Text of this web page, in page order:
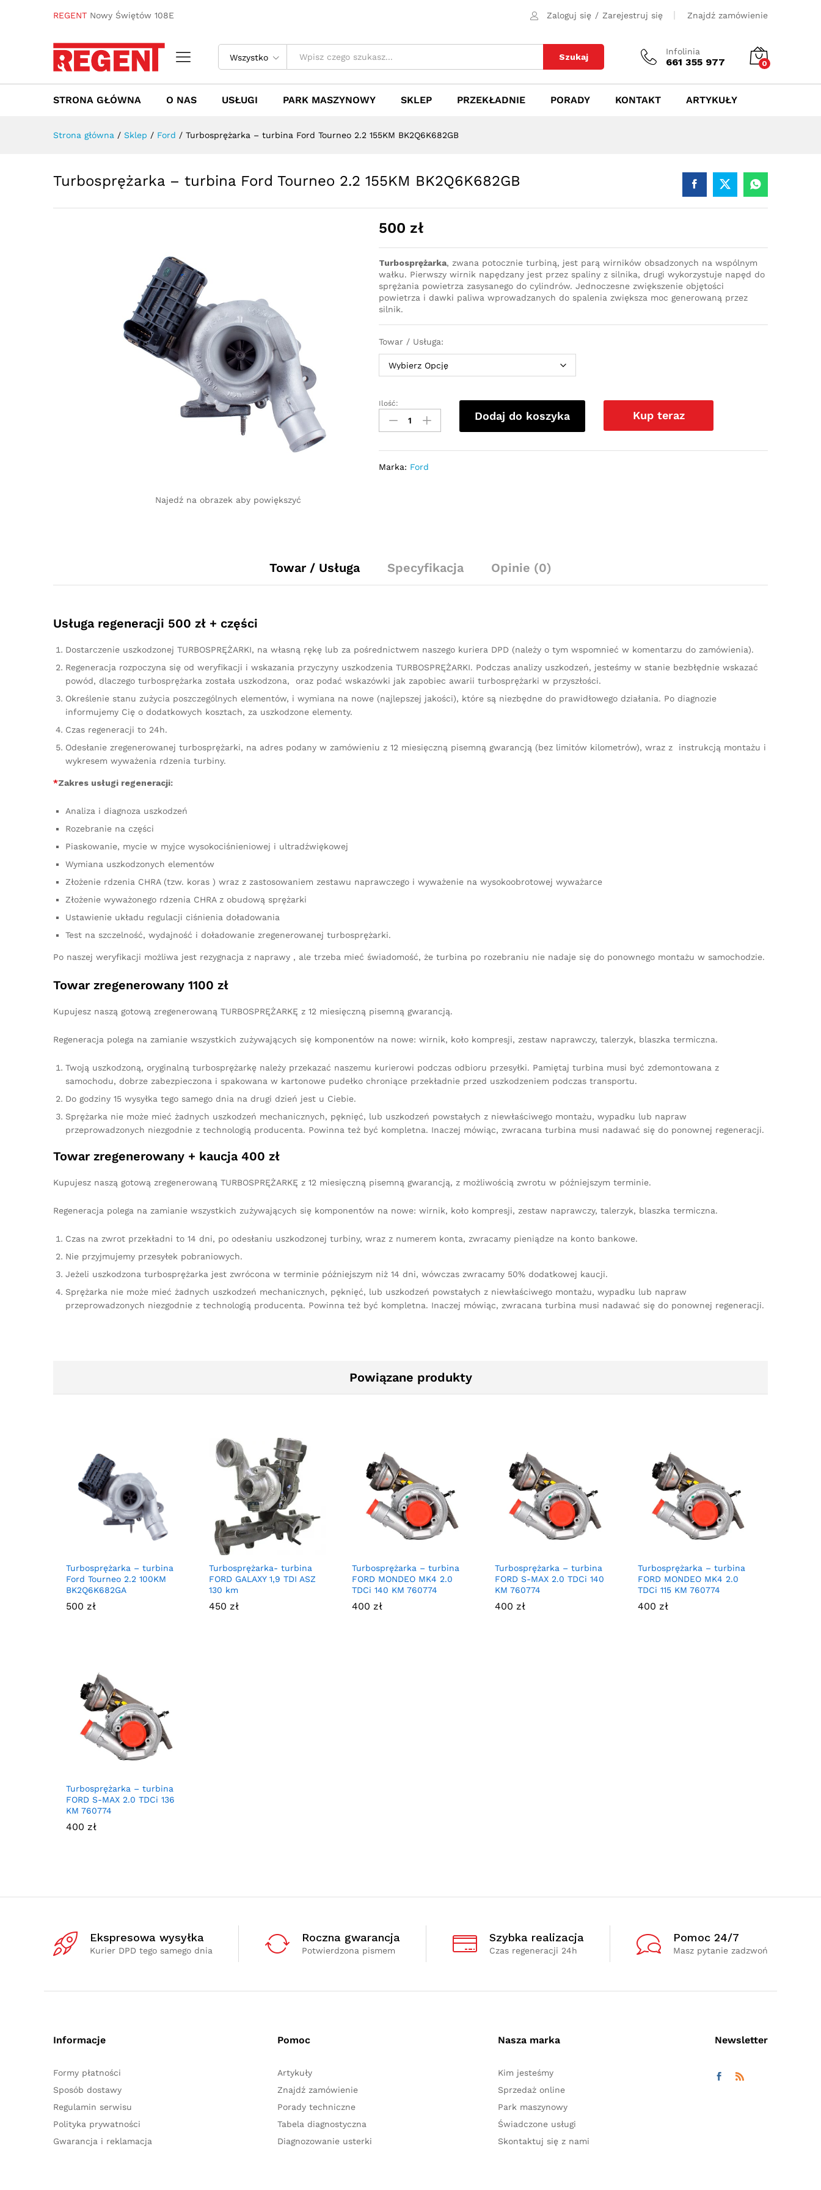
REGENT Nowy Świętów 108E Zaloguj się / Zarejestruj się Znajdź zamówienie
Wszystko Szukaj
Infolinia
661 355 977 0
STRONA GŁÓWNA O NAS USŁUGI PARK MASZYNOWY SKLEP PRZEKŁADNIE PORADY KONTAKT ARTYKUŁY
Strona główna / Sklep / Ford / Turbosprężarka – turbina Ford Tourneo 2.2 155KM BK2Q6K682GB
Turbosprężarka – turbina Ford Tourneo 2.2 155KM BK2Q6K682GB
Najedź na obrazek aby powiększyć
500 zł
Turbosprężarka, zwana potocznie turbiną, jest parą wirników obsadzonych na wspólnym
wałku. Pierwszy wirnik napędzany jest przez spaliny z silnika, drugi wykorzystuje napęd do
sprężania powietrza zasysanego do cylindrów. Jednoczesne zwiększenie objętości
powietrza i dawki paliwa wprowadzanych do spalenia zwiększa moc generowaną przez
silnik.
Towar / Usługa:
Turbosprężarka
turbina
2.2
Ilość:
Dodaj do koszyka Kup teraz
Marka: Ford
Towar / Usługa Specyfikacja Opinie (0)
Usługa regeneracji 500 zł + części
Dostarczenie uszkodzonej TURBOSPRĘŻARKI, na własną rękę lub za pośrednictwem naszego kuriera DPD (należy o tym wspomnieć w komentarzu do zamówienia).
Regeneracja rozpoczyna się od weryfikacji i wskazania przyczyny uszkodzenia TURBOSPRĘŻARKI. Podczas analizy uszkodzeń, jesteśmy w stanie bezbłędnie wskazać
powód, dlaczego turbosprężarka została uszkodzona, oraz podać wskazówki jak zapobiec awarii turbosprężarki w przyszłości.
Określenie stanu zużycia poszczególnych elementów, i wymiana na nowe (najlepszej jakości), które są niezbędne do prawidłowego działania. Po diagnozie
informujemy Cię o dodatkowych kosztach, za uszkodzone elementy.
Czas regeneracji to 24h.
Odesłanie zregenerowanej turbosprężarki, na adres podany w zamówieniu z 12 miesięczną pisemną gwarancją (bez limitów kilometrów), wraz z instrukcją montażu i
wykresem wyważenia rdzenia turbiny.
*Zakres usługi regeneracji:
Analiza i diagnoza uszkodzeń
Rozebranie na części
Piaskowanie, mycie w myjce wysokociśnieniowej i ultradźwiękowej
Wymiana uszkodzonych elementów
Złożenie rdzenia CHRA (tzw. koras ) wraz z zastosowaniem zestawu naprawczego i wyważenie na wysokoobrotowej wyważarce
Złożenie wyważonego rdzenia CHRA z obudową sprężarki
Ustawienie układu regulacji ciśnienia doładowania
Test na szczelność, wydajność i doładowanie zregenerowanej turbosprężarki.
Po naszej weryfikacji możliwa jest rezygnacja z naprawy , ale trzeba mieć świadomość, że turbina po rozebraniu nie nadaje się do ponownego montażu w samochodzie.
Towar zregenerowany 1100 zł
Kupujesz naszą gotową zregenerowaną TURBOSPRĘŻARKĘ z 12 miesięczną pisemną gwarancją.
Regeneracja polega na zamianie wszystkich zużywających się komponentów na nowe: wirnik, koło kompresji, zestaw naprawczy, talerzyk, blaszka termiczna.
Twoją uszkodzoną, oryginalną turbosprężarkę należy przekazać naszemu kurierowi podczas odbioru przesyłki. Pamiętaj turbina musi być zdemontowana z
samochodu, dobrze zabezpieczona i spakowana w kartonowe pudełko chroniące przekładnie przed uszkodzeniem podczas transportu.
Do godziny 15 wysyłka tego samego dnia na drugi dzień jest u Ciebie.
Sprężarka nie może mieć żadnych uszkodzeń mechanicznych, pęknięć, lub uszkodzeń powstałych z niewłaściwego montażu, wypadku lub napraw
przeprowadzonych niezgodnie z technologią producenta. Powinna też być kompletna. Inaczej mówiąc, zwracana turbina musi nadawać się do ponownej regeneracji.
Towar zregenerowany + kaucja 400 zł
Kupujesz naszą gotową zregenerowaną TURBOSPRĘŻARKĘ z 12 miesięczną pisemną gwarancją, z możliwością zwrotu w późniejszym terminie.
Regeneracja polega na zamianie wszystkich zużywających się komponentów na nowe: wirnik, koło kompresji, zestaw naprawczy, talerzyk, blaszka termiczna.
Czas na zwrot przekładni to 14 dni, po odesłaniu uszkodzonej turbiny, wraz z numerem konta, zwracamy pieniądze na konto bankowe.
Nie przyjmujemy przesyłek pobraniowych.
Jeżeli uszkodzona turbosprężarka jest zwrócona w terminie późniejszym niż 14 dni, wówczas zwracamy 50% dodatkowej kaucji.
Sprężarka nie może mieć żadnych uszkodzeń mechanicznych, pęknięć, lub uszkodzeń powstałych z niewłaściwego montażu, wypadku lub napraw
przeprowadzonych niezgodnie z technologią producenta. Powinna też być kompletna. Inaczej mówiąc, zwracana turbina musi nadawać się do ponownej regeneracji.
Powiązane produkty
Turbosprężarka – turbina
Ford Tourneo 2.2 100KM
BK2Q6K682GA
500 zł
Turbosprężarka- turbina
FORD GALAXY 1,9 TDI ASZ
130 km
450 zł
Turbosprężarka – turbina
FORD MONDEO MK4 2.0
TDCi 140 KM 760774
400 zł
Turbosprężarka – turbina
FORD S-MAX 2.0 TDCi 140
KM 760774
400 zł
Turbosprężarka – turbina
FORD MONDEO MK4 2.0
TDCi 115 KM 760774
400 zł
Turbosprężarka – turbina
FORD S-MAX 2.0 TDCi 136
KM 760774
400 zł
Ekspresowa wysyłka
Kurier DPD tego samego dnia
Roczna gwarancja
Potwierdzona pismem
Szybka realizacja
Czas regeneracji 24h
Pomoc 24/7
Masz pytanie zadzwoń
Informacje
Formy płatności
Sposób dostawy
Regulamin serwisu
Polityka prywatności
Gwarancja i reklamacja
Pomoc
Artykuły
Znajdź zamówienie
Porady techniczne
Tabela diagnostyczna
Diagnozowanie usterki
Nasza marka
Kim jesteśmy
Sprzedaż online
Park maszynowy
Świadczone usługi
Skontaktuj się z nami
Newsletter
Towar / Usługa
500zł Dodaj do koszyka